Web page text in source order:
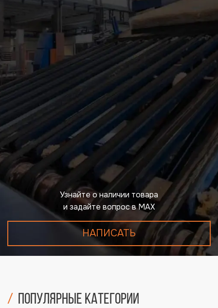
Узнайте о наличии товара
и задайте вопрос в MAX
НАПИСАТЬ
Популярные категории